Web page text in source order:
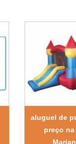
aluguel de
preço na